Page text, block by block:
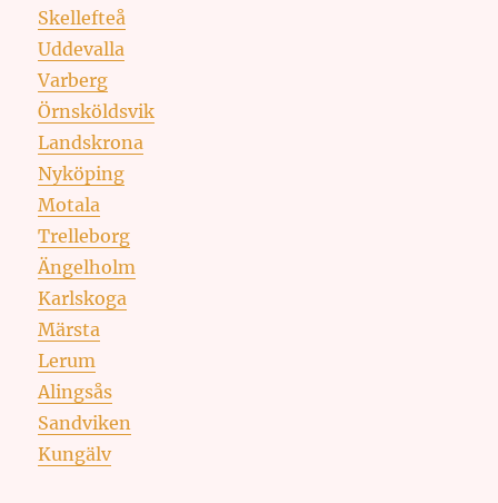
Skellefteå
Uddevalla
Varberg
Örnsköldsvik
Landskrona
Nyköping
Motala
Trelleborg
Ängelholm
Karlskoga
Märsta
Lerum
Alingsås
Sandviken
Kungälv